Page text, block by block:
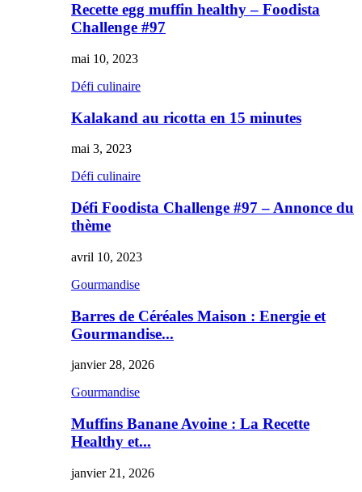
Recette egg muffin healthy – Foodista
Challenge #97
mai 10, 2023
Défi culinaire
Kalakand au ricotta en 15 minutes
mai 3, 2023
Défi culinaire
Défi Foodista Challenge #97 – Annonce du
thème
avril 10, 2023
Gourmandise
Barres de Céréales Maison : Energie et
Gourmandise...
janvier 28, 2026
Gourmandise
Muffins Banane Avoine : La Recette
Healthy et...
janvier 21, 2026